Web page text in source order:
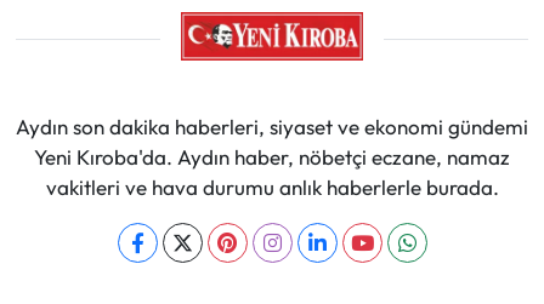
Aydın son dakika haberleri, siyaset ve ekonomi gündemi
Yeni Kıroba'da. Aydın haber, nöbetçi eczane, namaz
vakitleri ve hava durumu anlık haberlerle burada.